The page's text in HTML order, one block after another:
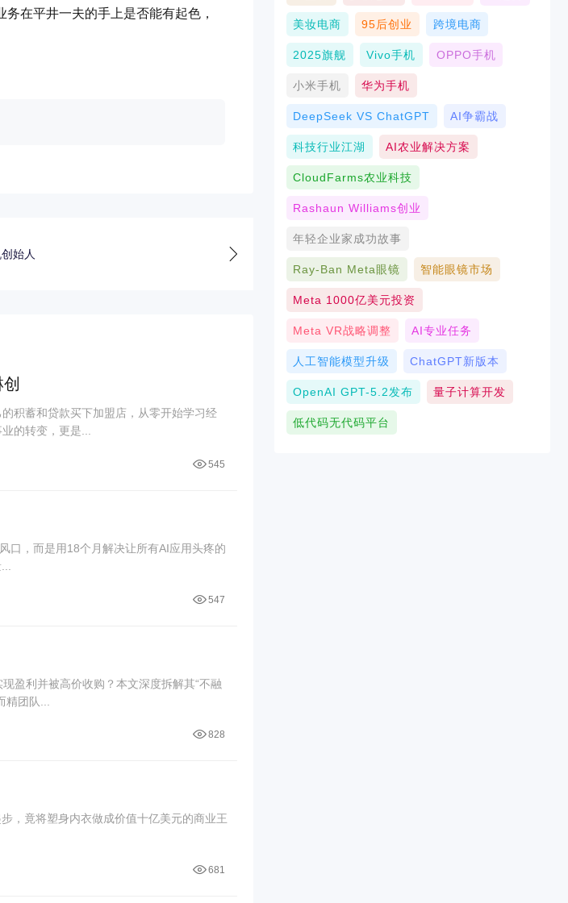
在平井一夫的手上是否能有起色，
始人
积蓄和贷款买下加盟店，从零开始学习经
的转变，更是...
545
口，而是用18个月解决让所有AI应用头疼的
547
盈利并被高价收购？本文深度拆解其“不融
团队...
828
，竟将塑身内衣做成价值十亿美元的商业王
681
美妆电商 95后创业 跨境电商
2025旗舰 Vivo手机 OPPO手机
小米手机 华为手机
DeepSeek VS ChatGPT AI争霸战
科技行业江湖 AI农业解决方案
CloudFarms农业科技
Rashaun Williams创业
年轻企业家成功故事
Ray-Ban Meta眼镜 智能眼镜市场
Meta 1000亿美元投资
Meta VR战略调整 AI专业任务
人工智能模型升级 ChatGPT新版本
OpenAI GPT-5.2发布 量子计算开发
低代码无代码平台